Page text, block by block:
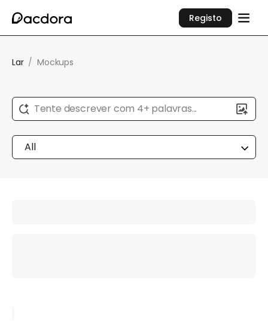
Registo
Lar / Mockups
Tente descrever com 4+ palavras...
All